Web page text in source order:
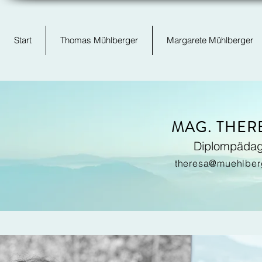
Start Thomas Mühlberger Margarete Mühlberger
MAG.